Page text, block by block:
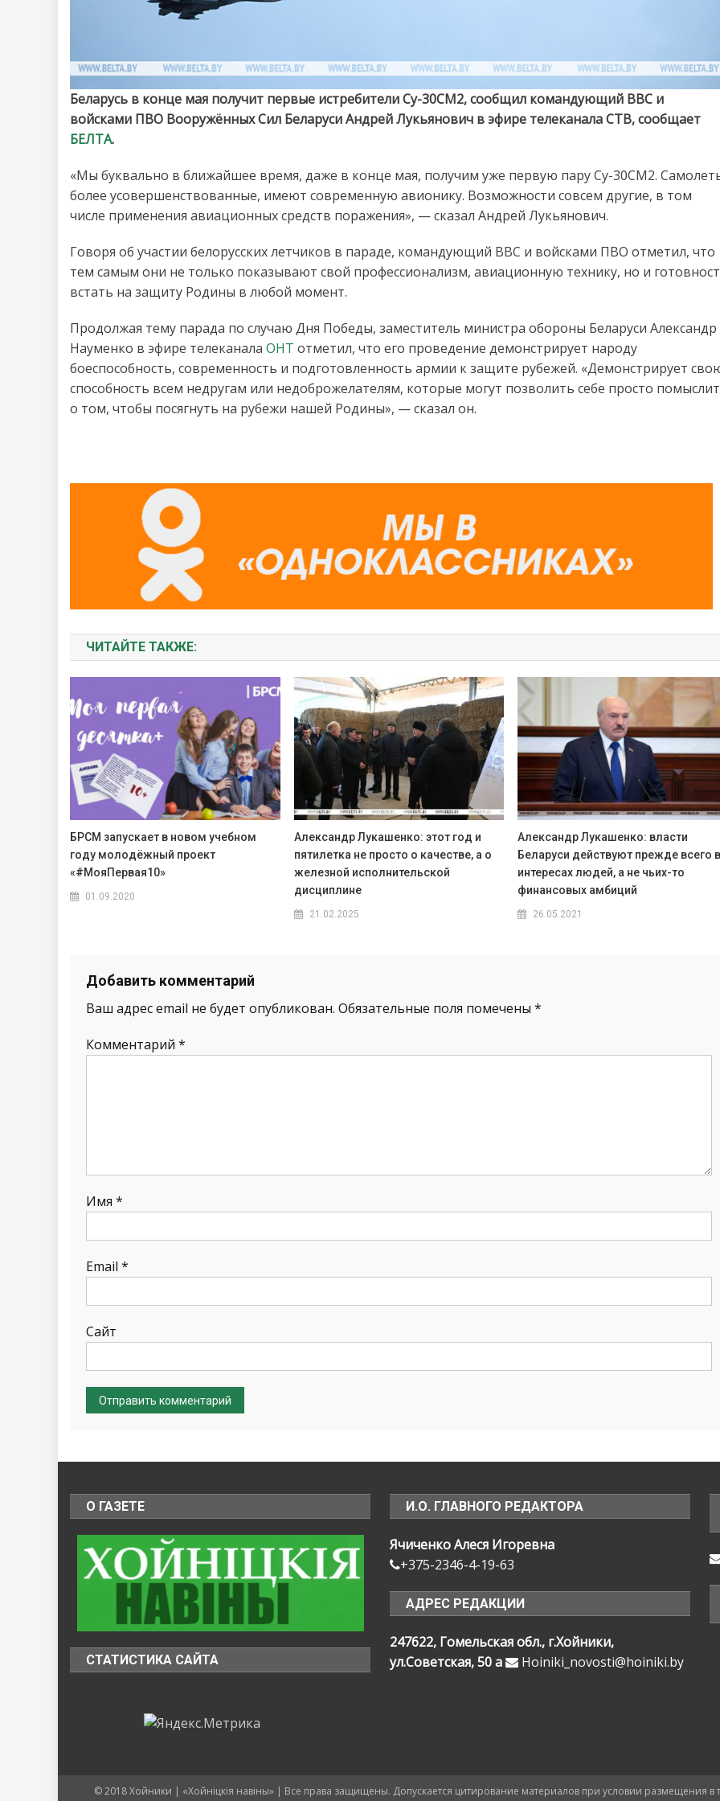
Беларусь в конце мая получит первые истребители Су-30СМ2, сообщил командующий ВВС и
войсками ПВО Вооружённых Сил Беларуси Андрей Лукьянович в эфире телеканала СТВ, сообщает
БЕЛТА.
«Мы буквально в ближайшее время, даже в конце мая, получим уже первую пару Су-30СМ2.
более усовершенствованные, имеют современную авионику. Возможности совсем другие, в том
числе применения авиационных средств поражения», — сказал Андрей Лукьянович.
Говоря об участии белорусских летчиков в параде, командующий ВВС и войсками ПВО отметил, что
тем самым они не только показывают свой профессионализм, авиационную технику, но и
встать на защиту Родины в любой момент.
Продолжая тему парада по случаю Дня Победы, заместитель министра обороны Беларуси Александр
Науменко в эфире телеканала ОНТ отметил, что его проведение демонстрирует народу
боеспособность, современность и подготовленность армии к защите рубежей. «Демонстрирует
способность всем недругам или недоброжелателям, которые могут позволить себе просто
о том, чтобы посягнуть на рубежи нашей Родины», — сказал он.
ЧИТАЙТЕ ТАКЖЕ:
БРСМ запускает в новом учебном
году молодёжный проект
«#МояПервая10»
01.09.2020
Александр Лукашенко: этот год и
пятилетка не просто о качестве, а о
железной исполнительской
дисциплине
21.02.2025
Александр Лукашенко: власти
Беларуси действуют прежде всего
интересах людей, а не чьих-то
финансовых амбиций
26.05.2021
Добавить комментарий
Ваш адрес email не будет опубликован. Обязательные поля помечены *
Комментарий *
Имя *
Email *
Сайт
О ГАЗЕТЕ
СТАТИСТИКА САЙТА
И.О. ГЛАВНОГО РЕДАКТОРА
Ячиченко Алеся Игоревна
+375-2346-4-19-63
АДРЕС РЕДАКЦИИ
247622, Гомельская обл., г.Хойники,
ул.Советская, 50 а
Hoiniki_novosti@hoiniki.by
© 2018 Хойники | «Хойнiцкiя навiны» | Все права защищены. Допускается цитирование материалов при условии размещения в